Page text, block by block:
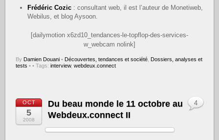
Frédéric Cozic : consultant web, il est l’auteur de Monetiweb,
Webilus, et blog Aysoon.
[dailymotion x6zd10_tendances-le-topflop-des-services-
w_webcam nolink]
By Damien Douani • Découvertes, tendances et société Dossiers, analyses et
tests • • Tags:interview,webdeux.connect
OCT
5
2008
Du beau monde le 11 octobre au
Webdeux.connect II
4